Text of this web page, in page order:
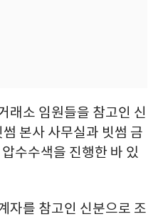
래소 임원들을 참고인 신
본사 사무실과 빗썸 금
수수색을 진행한 바 있
자를 참고인 신분으로 조